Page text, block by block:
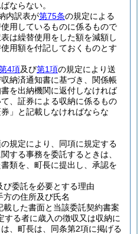
ならない。
内訳表が第75条の規定による
用しているものに係るもので
は繰替使用をした額を減額し
用額を付記しておくものとす
4項及び第1項の規定により送
納済通知書に基づき、関係帳
を出納機関に返付しなければ
、証券による収納に係るもの
」と記載しなければならな
規定により、同項に規定する
する事務を委託するときは、
類を、町長に提出し、承認を
委託を必要とする理由
の住所及び氏名
載した書面と当該委託契約書案
する者に歳入の徴収又は収納に
、町長は、同条第2項に掲げる